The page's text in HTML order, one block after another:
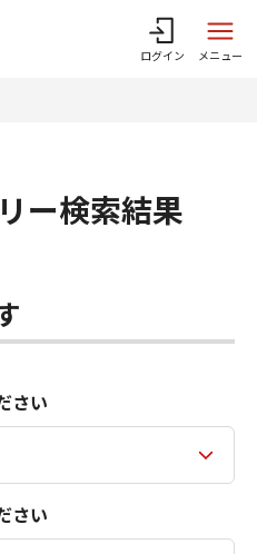
ログイン メニュー
ー検索結果
さい
さい